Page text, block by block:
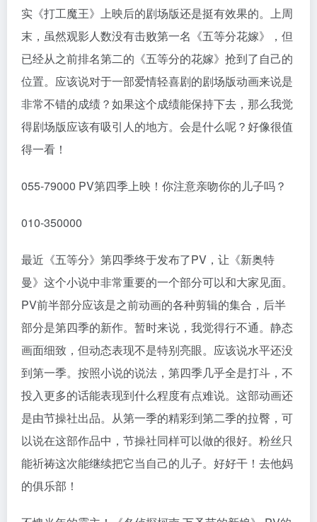
实《打工魔王》上映后的剧场版还是挺有效果的。上周
末，虽然观影人数没有击败第一名《五等分花嫁》，但
已经从之前排名第二的《五等分的花嫁》抢到了自己的
位置。应该说对于一部爱情轻喜剧的剧场版动画来说是
非常不错的成绩？如果这个成绩能保持下去，那么我觉
得剧场版应该有吸引人的地方。会是什么呢？好像很值
得一看！
055-79000 PV第四季上映！你注意亲吻你的儿子吗？
010-350000
最近《五等分》第四季终于发布了PV，让《新奥特
曼》这个小说中非常重要的一个部分可以和大家见面。
PV前半部分应该是之前动画的各种剪辑的集合，后半
部分是第四季的新作。暂时来说，我觉得行不通。静态
画面细致，但动态表现不是特别亮眼。应该说水平还没
到第一季。按照小说的说法，第四季几乎全是打斗，不
投入更多的话能表现到什么程度有点难说。这部动画还
是由节操社出品。从第一季的精彩到第二季的拉臀，可
以说在这部作品中，节操社同样可以做的很好。粉丝只
能祈祷这次能继续把它当自己的儿子。好好干！去他妈
的俱乐部！